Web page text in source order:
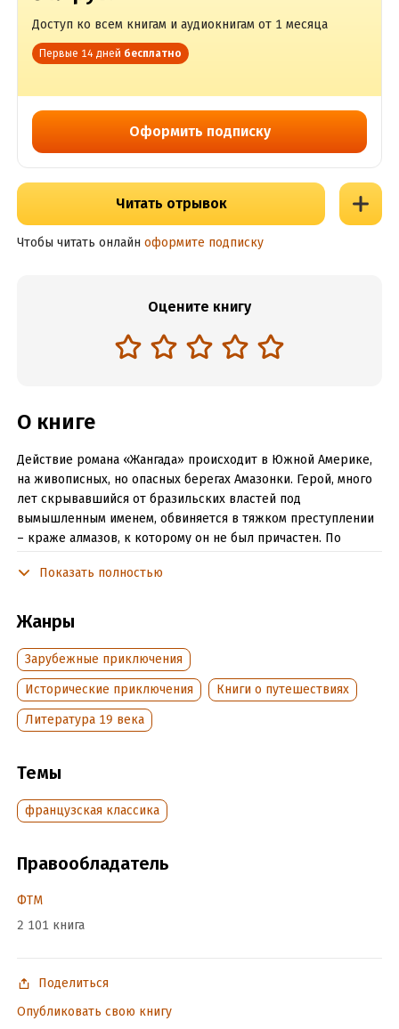
Доступ ко всем книгам и аудиокнигам от 1 месяца
Первые 14 дней бесплатно
Оформить подписку
Читать отрывок
Чтобы читать онлайн оформите подписку
Оцените книгу
О книге
Действие романа «Жангада» происходит в Южной Америке,
на живописных, но опасных берегах Амазонки. Герой, много
лет скрывавшийся от бразильских властей под
вымышленным именем, обвиняется в тяжком преступлении
– краже алмазов, к которому он не был причастен. По
свою невиновность. Смертный приговор уже подписан.
преступника может спасти ему жизнь.
Подробная информация
Дата написания:1 января 1881
Объем:466836
Дата поступления:
Переводчик:Елизавета Шишмарева
Показать полностью
Жанры
Зарубежные приключения
Исторические приключения
Книги о путешествиях
Литература 19 века
Темы
французская классика
Правообладатель
ФТМ
2 101 книга
Поделиться
Опубликовать свою книгу